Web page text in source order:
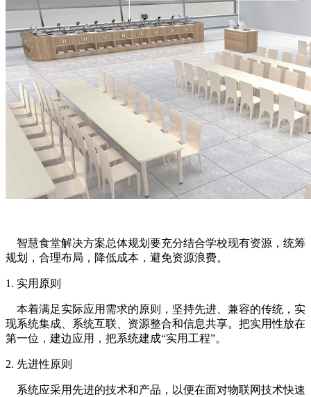
智慧食堂解决方案总体规划要充分结合学校现有资源，统筹
规划，合理布局，降低成本，避免资源浪费。
1. 实用原则
本着满足实际应用需求的原则，坚持先进、兼容的传统，实
现系统集成、系统互联、资源整合和信息共享。把实用性放在
第一位，建边应用，把系统建成“实用工程”。
2. 先进性原则
系统应采用先进的技术和产品，以便在面对物联网技术快速